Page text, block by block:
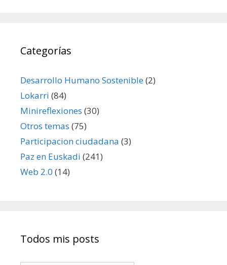
Categorías
Desarrollo Humano Sostenible(2)
Lokarri (84)
Minireflexiones (30)
Otros temas (75)
Participacion ciudadana (3)
Paz en Euskadi (241)
Web 2.0 (14)
Todos mis posts